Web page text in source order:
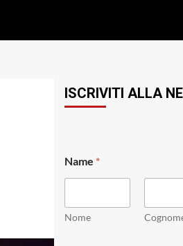
ISCRIVITI ALLA
Name *
Nome